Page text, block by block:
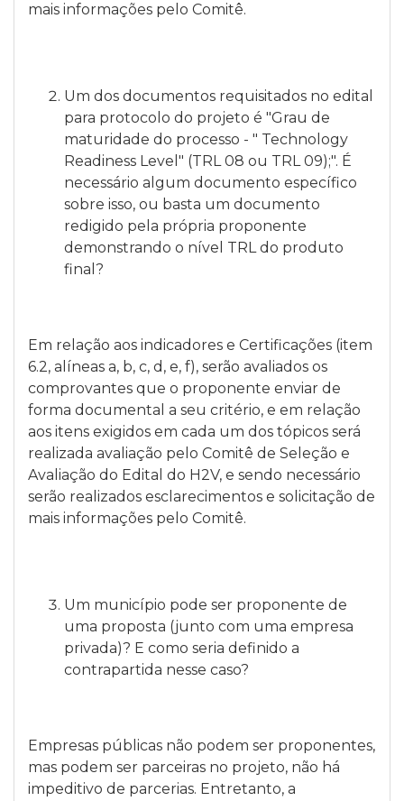
mais informações pelo Comitê.
Um dos documentos requisitados no edital
para protocolo do projeto é "Grau de
maturidade do processo - " Technology
Readiness Level" (TRL 08 ou TRL 09);". É
necessário algum documento específico
sobre isso, ou basta um documento
redigido pela própria proponente
demonstrando o nível TRL do produto
final?
Em relação aos indicadores e Certificações (item
6.2, alíneas a, b, c, d, e, f), serão avaliados os
comprovantes que o proponente enviar de
forma documental a seu critério, e em relação
aos itens exigidos em cada um dos tópicos será
realizada avaliação pelo Comitê de Seleção e
Avaliação do Edital do H2V, e sendo necessário
serão realizados esclarecimentos e solicitação de
mais informações pelo Comitê.
Um município pode ser proponente de
uma proposta (junto com uma empresa
privada)? E como seria definido a
contrapartida nesse caso?
Empresas públicas não podem ser proponentes,
mas podem ser parceiras no projeto, não há
impeditivo de parcerias. Entretanto, a